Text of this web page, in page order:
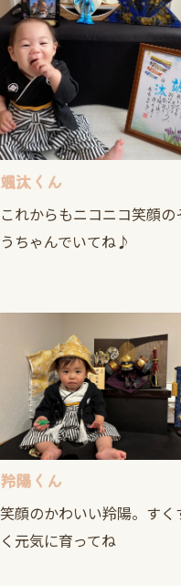
颯汰くん
これからもニコニコ笑顔の
うちゃんでいてね♪
羚陽くん
笑顔のかわいい羚陽。すく
く元気に育ってね